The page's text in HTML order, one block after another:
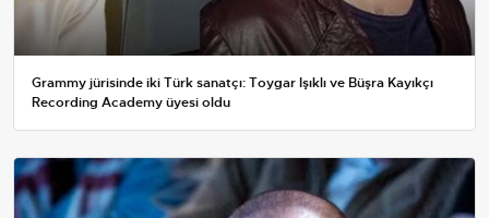
Grammy jürisinde iki Türk sanatçı: Toygar Işıklı ve Büşra Kayıkçı
Recording Academy üyesi oldu